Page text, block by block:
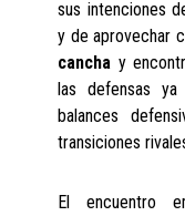
sus intenciones
y de aprovechar
cancha y
las defensas
balances
transiciones
El encuentro